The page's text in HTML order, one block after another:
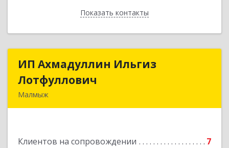
Показать контакты
Назад
ИП Ахмадуллин Ильгиз
Лотфуллович
Малмыж
Клиентов на сопровождении 7
ИП Ахмадуллин Ильгиз
Подробнее